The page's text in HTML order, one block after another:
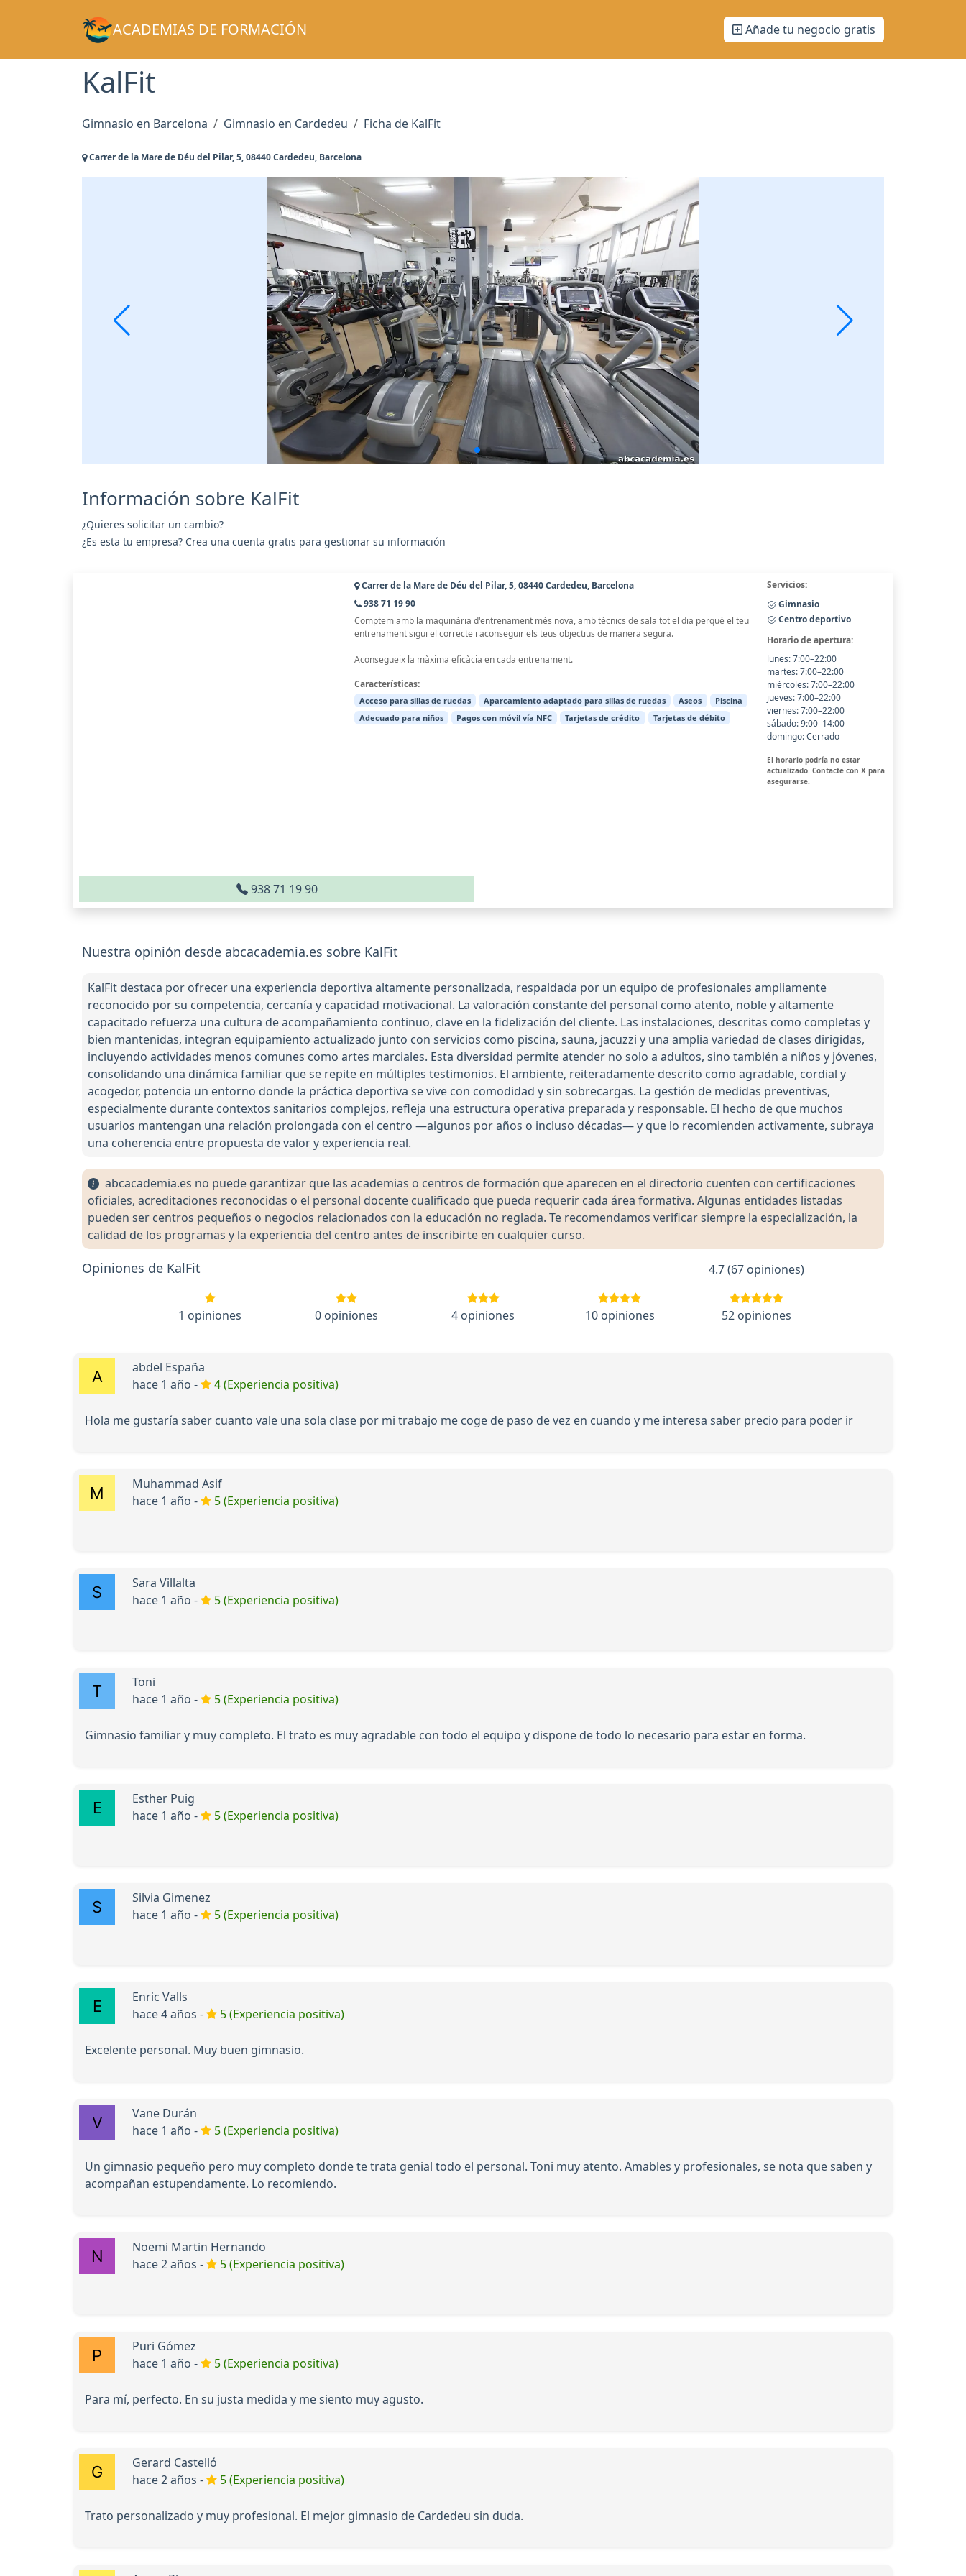
ACADEMIAS DE FORMACIÓN Añade tu negocio gratis
KalFit
Gimnasio en Barcelona Gimnasio en Cardedeu Ficha de KalFit
Carrer de la Mare de Déu del Pilar, 5, 08440 Cardedeu, Barcelona
Información sobre KalFit
¿Quieres solicitar un cambio?
¿Es esta tu empresa? Crea una cuenta gratis para gestionar su información
Carrer de la Mare de Déu del Pilar, 5, 08440 Cardedeu, Barcelona
938 71 19 90
Comptem amb la maquinària d'entrenament més nova, amb tècnics de sala tot el dia perquè el teu
entrenament sigui el correcte i aconseguir els teus objectius de manera segura.
Aconsegueix la màxima eficàcia en cada entrenament.
Características:
Acceso para sillas de ruedas Aparcamiento adaptado para sillas de ruedas Aseos
Piscina
Adecuado para niños
Pagos con móvil vía NFC Tarjetas de crédito Tarjetas de débito
Servicios:
Gimnasio
Centro deportivo
Horario de apertura:
lunes: 7:00–22:00
martes: 7:00–22:00
miércoles: 7:00–22:00
jueves: 7:00–22:00
viernes: 7:00–22:00
sábado: 9:00–14:00
domingo: Cerrado
El horario podría no estar
actualizado. Contacte con X para
asegurarse.
938 71 19 90
Nuestra opinión desde abcacademia.es sobre KalFit
KalFit destaca por ofrecer una experiencia deportiva altamente personalizada, respaldada por un equipo de profesionales ampliamente
reconocido por su competencia, cercanía y capacidad motivacional. La valoración constante del personal como atento, noble y altamente
capacitado refuerza una cultura de acompañamiento continuo, clave en la fidelización del cliente. Las instalaciones, descritas como completas y
bien mantenidas, integran equipamiento actualizado junto con servicios como piscina, sauna, jacuzzi y una amplia variedad de clases dirigidas,
incluyendo actividades menos comunes como artes marciales. Esta diversidad permite atender no solo a adultos, sino también a niños y jóvenes,
consolidando una dinámica familiar que se repite en múltiples testimonios. El ambiente, reiteradamente descrito como agradable, cordial y
acogedor, potencia un entorno donde la práctica deportiva se vive con comodidad y sin sobrecargas. La gestión de medidas preventivas,
especialmente durante contextos sanitarios complejos, refleja una estructura operativa preparada y responsable. El hecho de que muchos
usuarios mantengan una relación prolongada con el centro —algunos por años o incluso décadas— y que lo recomienden activamente, subraya
una coherencia entre propuesta de valor y experiencia real.
abcacademia.es no puede garantizar que las academias o centros de formación que aparecen en el directorio cuenten con certificaciones
oficiales, acreditaciones reconocidas o el personal docente cualificado que pueda requerir cada área formativa. Algunas entidades listadas
pueden ser centros pequeños o negocios relacionados con la educación no reglada. Te recomendamos verificar siempre la especialización, la
calidad de los programas y la experiencia del centro antes de inscribirte en cualquier curso.
Opiniones de KalFit 4.7 (67 opiniones)
1 opiniones 0 opiniones 4 opiniones 10 opiniones 52 opiniones
abdel España
hace 1 año -
4 (Experiencia positiva)
Hola me gustaría saber cuanto vale una sola clase por mi trabajo me coge de paso de vez en cuando y me interesa saber precio para poder ir
Muhammad Asif
hace 1 año -
5 (Experiencia positiva)
Sara Villalta
hace 1 año -
5 (Experiencia positiva)
Toni
hace 1 año -
5 (Experiencia positiva)
Gimnasio familiar y muy completo. El trato es muy agradable con todo el equipo y dispone de todo lo necesario para estar en forma.
Esther Puig
hace 1 año -
5 (Experiencia positiva)
Silvia Gimenez
hace 1 año -
5 (Experiencia positiva)
Enric Valls
hace 4 años -
5 (Experiencia positiva)
Excelente personal. Muy buen gimnasio.
Vane Durán
hace 1 año -
5 (Experiencia positiva)
Un gimnasio pequeño pero muy completo donde te trata genial todo el personal. Toni muy atento. Amables y profesionales, se nota que saben y
acompañan estupendamente. Lo recomiendo.
Noemi Martin Hernando
hace 2 años -
5 (Experiencia positiva)
Puri Gómez
hace 1 año -
5 (Experiencia positiva)
Para mí, perfecto. En su justa medida y me siento muy agusto.
Gerard Castelló
hace 2 años -
5 (Experiencia positiva)
Trato personalizado y muy profesional. El mejor gimnasio de Cardedeu sin duda.